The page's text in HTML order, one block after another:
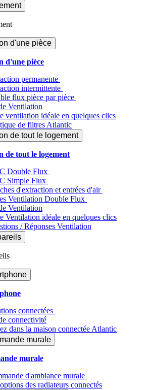
d'une pièce
d'une pièce
permanente
intermittente
flux pièce par pièce
Ventilation
ventilation idéale en quelques clics
de filtres Atlantic
de tout le logement
de tout le logement
Double Flux
Simple Flux
d'extraction et entrées d'air
Ventilation Double Flux
Ventilation
Ventilation idéale en quelques clics
/ Réponses Ventilation
connectées
connectivité
dans la maison connectée Atlantic
murale
murale
d'ambiance murale
des radiateurs connectés